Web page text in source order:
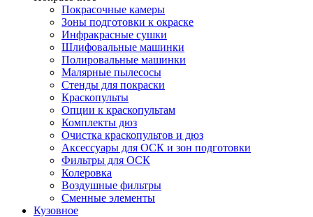
Покрасочные камеры
Зоны подготовки к окраске
Инфракрасные сушки
Шлифовальные машинки
Полировальные машинки
Малярные пылесосы
Стенды для покраски
Краскопульты
Опции к краскопультам
Комплекты дюз
Очистка краскопультов и дюз
Аксессуары для ОСК и зон подготовки
Фильтры для ОСК
Колеровка
Воздушные фильтры
Сменные элементы
Кузовное